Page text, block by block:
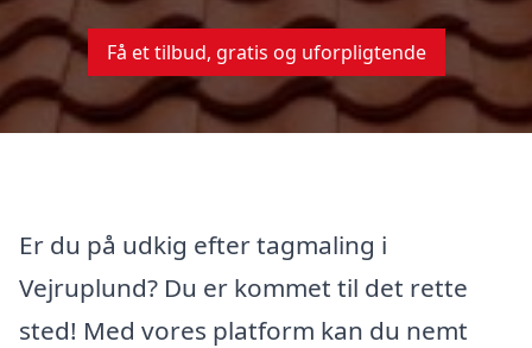
Få et tilbud, gratis og uforpligtende
Er du på udkig efter tagmaling i
Vejruplund? Du er kommet til det rette
sted! Med vores platform kan du nemt